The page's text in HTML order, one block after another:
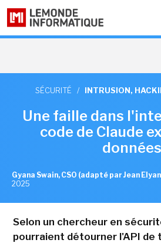
SÉCURITÉ / INTRUSION,
Une faille dans
code de Claude
données
Gyana Swain, CSO (adapté par Jean
2025
Selon un chercheur en
pourraient détourner l'API